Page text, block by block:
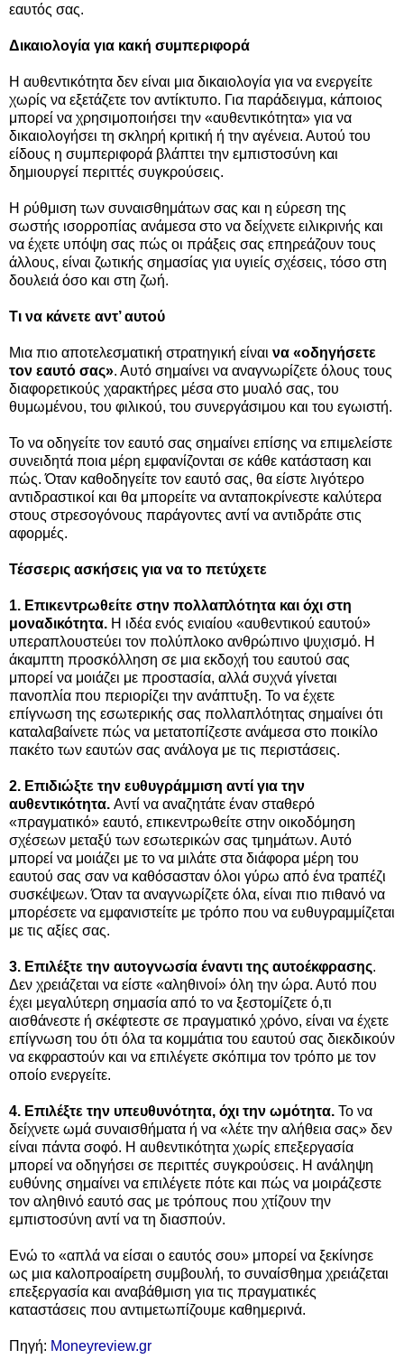
εαυτός σας.
Δικαιολογία για κακή συμπεριφορά
Η αυθεντικότητα δεν είναι μια δικαιολογία για να ενεργείτε
χωρίς να εξετάζετε τον αντίκτυπο. Για παράδειγμα, κάποιος
μπορεί να χρησιμοποιήσει την «αυθεντικότητα» για να
δικαιολογήσει τη σκληρή κριτική ή την αγένεια. Αυτού του
είδους η συμπεριφορά βλάπτει την εμπιστοσύνη και
δημιουργεί περιττές συγκρούσεις.
Η ρύθμιση των συναισθημάτων σας και η εύρεση της
σωστής ισορροπίας ανάμεσα στο να δείχνετε ειλικρινής και
να έχετε υπόψη σας πώς οι πράξεις σας επηρεάζουν τους
άλλους, είναι ζωτικής σημασίας για υγιείς σχέσεις, τόσο στη
δουλειά όσο και στη ζωή.
Τι να κάνετε αντ’ αυτού
Μια πιο αποτελεσματική στρατηγική είναι να «οδηγήσετε
τον εαυτό σας». Αυτό σημαίνει να αναγνωρίζετε όλους τους
διαφορετικούς χαρακτήρες μέσα στο μυαλό σας, του
θυμωμένου, του φιλικού, του συνεργάσιμου και του εγωιστή.
Το να οδηγείτε τον εαυτό σας σημαίνει επίσης να επιμελείστε
συνειδητά ποια μέρη εμφανίζονται σε κάθε κατάσταση και
πώς. Όταν καθοδηγείτε τον εαυτό σας, θα είστε λιγότερο
αντιδραστικοί και θα μπορείτε να ανταποκρίνεστε καλύτερα
στους στρεσογόνους παράγοντες αντί να αντιδράτε στις
αφορμές.
Τέσσερις ασκήσεις για να το πετύχετε
1. Επικεντρωθείτε στην πολλαπλότητα και όχι στη
μοναδικότητα. Η ιδέα ενός ενιαίου «αυθεντικού εαυτού»
υπεραπλουστεύει τον πολύπλοκο ανθρώπινο ψυχισμό. Η
άκαμπτη προσκόλληση σε μια εκδοχή του εαυτού σας
μπορεί να μοιάζει με προστασία, αλλά συχνά γίνεται
πανοπλία που περιορίζει την ανάπτυξη. Το να έχετε
επίγνωση της εσωτερικής σας πολλαπλότητας σημαίνει ότι
καταλαβαίνετε πώς να μετατοπίζεστε ανάμεσα στο ποικίλο
πακέτο των εαυτών σας ανάλογα με τις περιστάσεις.
2. Επιδιώξτε την ευθυγράμμιση αντί για την
αυθεντικότητα. Αντί να αναζητάτε έναν σταθερό
«πραγματικό» εαυτό, επικεντρωθείτε στην οικοδόμηση
σχέσεων μεταξύ των εσωτερικών σας τμημάτων. Αυτό
μπορεί να μοιάζει με το να μιλάτε στα διάφορα μέρη του
εαυτού σας σαν να καθόσασταν όλοι γύρω από ένα τραπέζι
συσκέψεων. Όταν τα αναγνωρίζετε όλα, είναι πιο πιθανό να
μπορέσετε να εμφανιστείτε με τρόπο που να ευθυγραμμίζεται
με τις αξίες σας.
3. Επιλέξτε την αυτογνωσία έναντι της αυτοέκφρασης.
Δεν χρειάζεται να είστε «αληθινοί» όλη την ώρα. Αυτό που
έχει μεγαλύτερη σημασία από το να ξεστομίζετε ό,τι
αισθάνεστε ή σκέφτεστε σε πραγματικό χρόνο, είναι να έχετε
επίγνωση του ότι όλα τα κομμάτια του εαυτού σας διεκδικούν
να εκφραστούν και να επιλέγετε σκόπιμα τον τρόπο με τον
οποίο ενεργείτε.
4. Επιλέξτε την υπευθυνότητα, όχι την ωμότητα. Το να
δείχνετε ωμά συναισθήματα ή να «λέτε την αλήθεια σας» δεν
είναι πάντα σοφό. Η αυθεντικότητα χωρίς επεξεργασία
μπορεί να οδηγήσει σε περιττές συγκρούσεις. Η ανάληψη
ευθύνης σημαίνει να επιλέγετε πότε και πώς να μοιράζεστε
τον αληθινό εαυτό σας με τρόπους που χτίζουν την
εμπιστοσύνη αντί να τη διασπούν.
Ενώ το «απλά να είσαι ο εαυτός σου» μπορεί να ξεκίνησε
ως μια καλοπροαίρετη συμβουλή, το συναίσθημα χρειάζεται
επεξεργασία και αναβάθμιση για τις πραγματικές
καταστάσεις που αντιμετωπίζουμε καθημερινά.
Πηγή: Moneyreview.gr